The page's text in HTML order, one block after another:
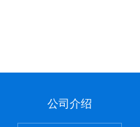
公司介绍